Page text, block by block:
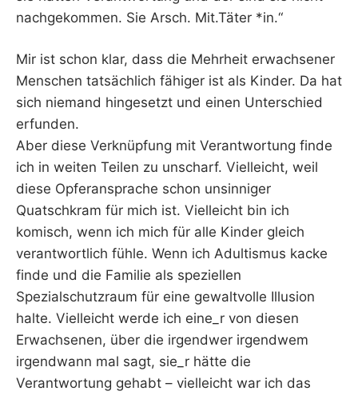
nachgekommen. Sie Arsch. Mit.Täter *in.“
Mir ist schon klar, dass die Mehrheit erwachsener
Menschen tatsächlich fähiger ist als Kinder. Da hat
sich niemand hingesetzt und einen Unterschied
erfunden.
Aber diese Verknüpfung mit Verantwortung finde
ich in weiten Teilen zu unscharf. Vielleicht, weil
diese Opferansprache schon unsinniger
Quatschkram für mich ist. Vielleicht bin ich
komisch, wenn ich mich für alle Kinder gleich
verantwortlich fühle. Wenn ich Adultismus kacke
finde und die Familie als speziellen
Spezialschutzraum für eine gewaltvolle Illusion
halte. Vielleicht werde ich eine_r von diesen
Erwachsenen, über die irgendwer irgendwem
irgendwann mal sagt, sie_r hätte die
Verantwortung gehabt – vielleicht war ich das